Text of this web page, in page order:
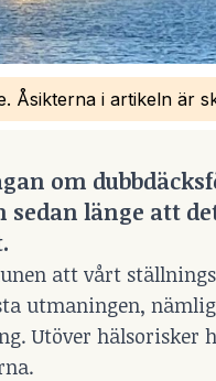
Åsikterna i artikeln är
om
sedan länge att
att vårt
utmaningen,
Utöver